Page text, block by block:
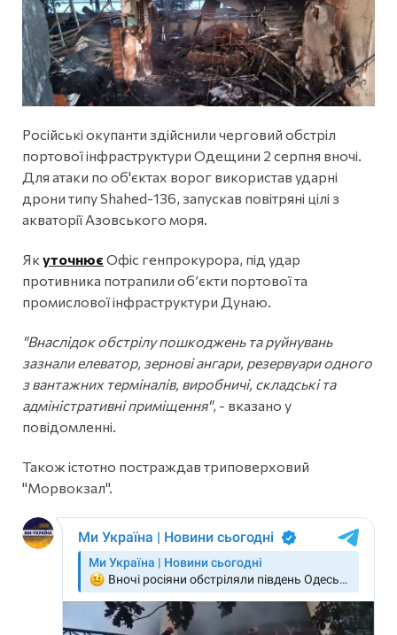
Російські окупанти здійснили черговий обстріл
портової інфраструктури Одещини 2 серпня вночі.
Для атаки по об'єктах ворог використав ударні
дрони типу Shahed-136, запускав повітряні цілі з
акваторії Азовського моря.
Якуточнює Офіс генпрокурора, під удар
противника потрапили об’єкти портової та
промислової інфраструктури Дунаю.
"Внаслідок обстрілу пошкоджень та руйнувань
зазнали елеватор, зернові ангари, резервуари одного
з вантажних терміналів, виробничі, складські та
адміністративні приміщення", - вказано у
повідомленні.
Також істотно постраждав триповерховий
"Морвокзал".